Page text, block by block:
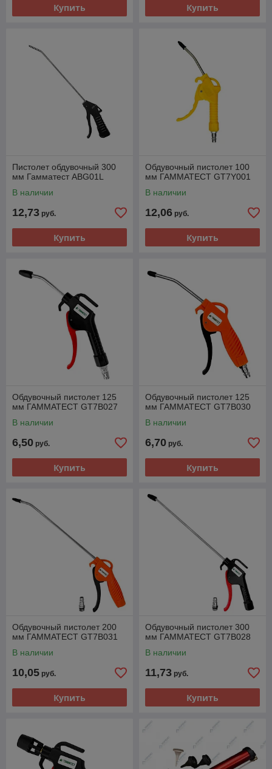
Купить Купить
Пистолет обдувочный 300
мм Гамматест ABG01L
В наличии
12,73 руб.
Купить
Обдувочный пистолет 100
мм ГАММАТЕСТ GT7Y001
В наличии
12,06 руб.
Купить
Обдувочный пистолет 125
мм ГАММАТЕСТ GT7B027
В наличии
6,50 руб.
Купить
Обдувочный пистолет 125
мм ГАММАТЕСТ GT7B030
В наличии
6,70 руб.
Купить
Обдувочный пистолет 200
мм ГАММАТЕСТ GT7B031
В наличии
10,05 руб.
Купить
Обдувочный пистолет 300
мм ГАММАТЕСТ GT7B028
В наличии
11,73 руб.
Купить